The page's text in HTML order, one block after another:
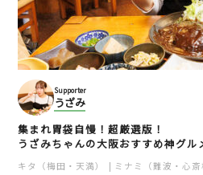
Supporter
うざみ
集まれ胃袋自慢！超厳選版！
うざみちゃんの大阪おすすめ神グル
キタ（梅田・天満） ミナミ（難波・心斎